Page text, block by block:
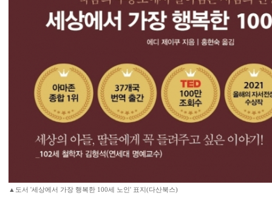
▲도서 '세상에서 가장 행복한 100세 노인' 표지(다산북스)